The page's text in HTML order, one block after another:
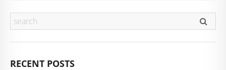
RECENT POSTS